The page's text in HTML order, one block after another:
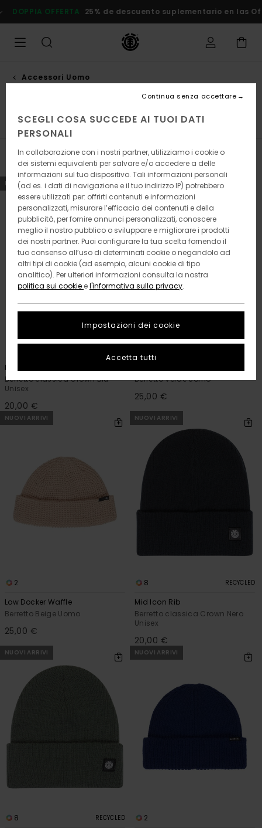
alla
selezione
griglie
25% de descuento suplementario en las Ofertas Risparmia
Accessori Uomo
Portafogli Calze Berretti Visualizza tutto
Filtra e Ordina 34 Risultati
Salta
ai
criteri
ricerca
Vai
a
visualizza
ordine
NUOVI ARRIVI
Mid Icon
Berretto classica Crown Blu
Unisex
20,00 €
NUOVI ARRIVI
Berretto Verde Uomo
25,00 €
NUOVI ARRIVI
2
Low Docker Waffle
Berretto Beige Uomo
25,00 €
NUOVI ARRIVI
8 RECYCLED
Mid Icon Rib
Berretto classica Crown Nero
Unisex
20,00 €
NUOVI ARRIVI
8 RECYCLED
NUOVI ARRIVI
2
SCEGLI COSA SUCCEDE AI TUOI DATI
PERSONALI
In collaborazione con i nostri partner, utilizziamo i cookie o
dei sistemi equivalenti per salvare e/o accedere a delle
informazioni sul tuo dispositivo. Tali informazioni personali
(ad es. i dati di navigazione e il tuo indirizzo IP) potrebbero
essere utilizzati per: offrirti contenuti e informazioni
personalizzati, misurare l’efficacia dei contenuti e della
pubblicità, per fornire annunci personalizzati, conoscere
meglio il nostro pubblico o sviluppare e migliorare i prodotti
dei nostri partner. Puoi configurare la tua scelta fornendo il
tuo consenso all’uso di determinati cookie o negandolo ad
altri tipi di cookie (ad esempio, alcuni cookie di tipo
analitico). Per ulteriori informazioni consulta la nostra
politica sui cookie el'informativa sulla privacy.
Impostazioni dei cookie
Continua senza accettare
Accetta tutti